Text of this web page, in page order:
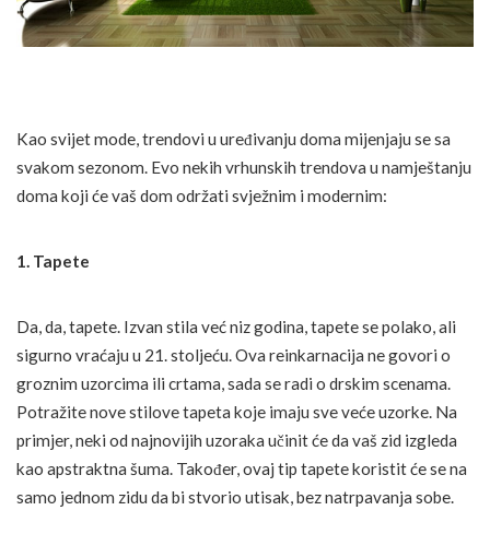
Kao svijet mode, trendovi u uređivanju doma mijenjaju se sa
svakom sezonom. Evo nekih vrhunskih trendova u namještanju
doma koji će vaš dom održati svježnim i modernim:
1. Tapete
Da, da, tapete. Izvan stila već niz godina, tapete se polako, ali
sigurno vraćaju u 21. stoljeću. Ova reinkarnacija ne govori o
groznim uzorcima ili crtama, sada se radi o drskim scenama.
Potražite nove stilove tapeta koje imaju sve veće uzorke. Na
primjer, neki od najnovijih uzoraka učinit će da vaš zid izgleda
kao apstraktna šuma. Također, ovaj tip tapete koristit će se na
samo jednom zidu da bi stvorio utisak, bez natrpavanja sobe.